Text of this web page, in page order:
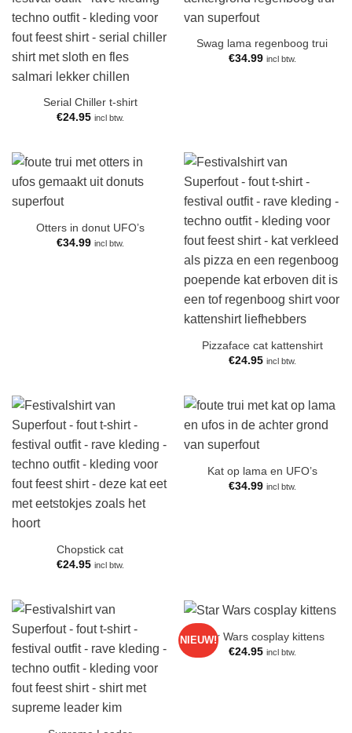
Serial Chiller t-shirt
€24.95 incl btw.
Swag lama regenboog trui
€34.99 incl btw.
Otters in donut UFO’s
€34.99 incl btw.
Pizzaface cat kattenshirt
€24.95 incl btw.
Chopstick cat
€24.95 incl btw.
Kat op lama en UFO’s
€34.99 incl btw.
NIEUW!Star Wars cosplay kittens
€24.95 incl btw.